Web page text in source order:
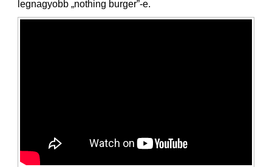
legnagyobb „nothing burger”-e.